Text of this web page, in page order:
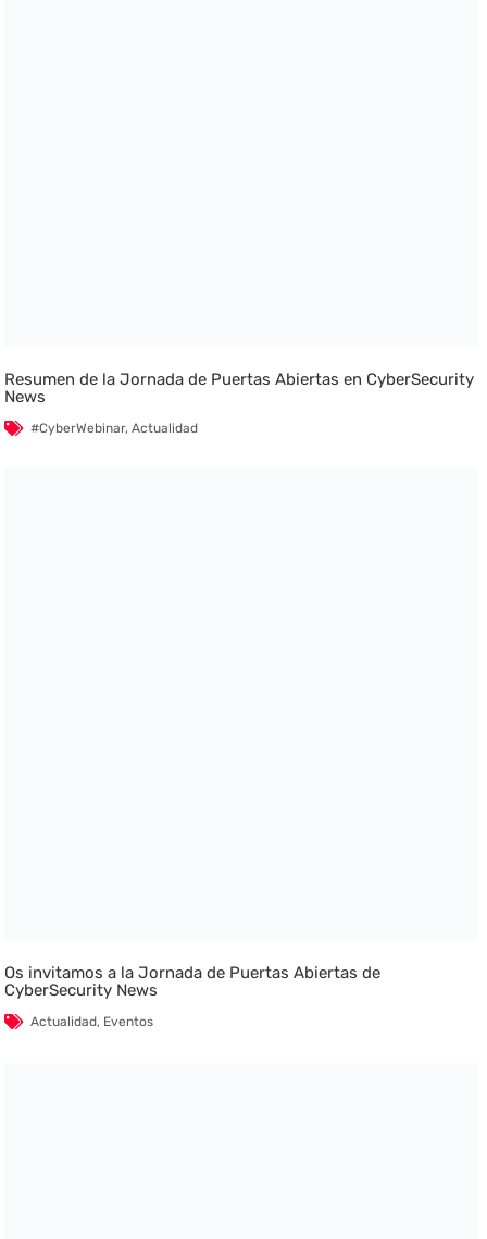
Resumen de la Jornada de Puertas Abiertas en CyberSecurity
News
#CyberWebinar,Actualidad
Os invitamos a la Jornada de Puertas Abiertas de
CyberSecurity News
Actualidad, Eventos